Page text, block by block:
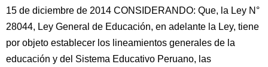
15 de diciembre de 2014 CONSIDERANDO: Que, la Ley N°
28044, Ley General de Educación, en adelante la Ley, tiene
por objeto establecer los lineamientos generales de la
educación y del Sistema Educativo Peruano, las